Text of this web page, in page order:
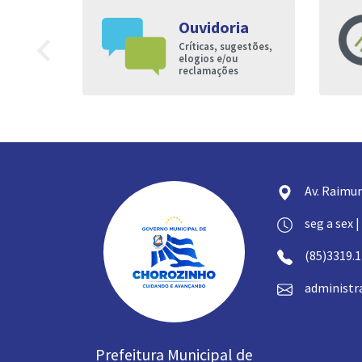
Ouvidoria
Críticas, sugestões,
elogios e/ou
reclamações
Prefeitura Municipal de
Av.
seg a sex